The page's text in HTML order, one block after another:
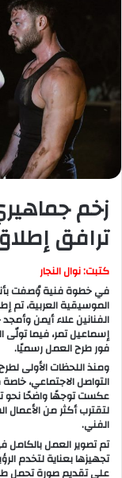
زخم
ترافق
كتبت: نوال النجار
في خطوة فنية وُصفت
الموسيقية العربية، تم
الفنانين علاء أيمن
إسماعيل تمر، فيما تولّى
فور طرح العمل رسميًا.
ومنذ اللحظات الأولى
التواصل الاجتماعي،
عكست توجهًا واضحًا نحو
لتقترب أكثر من الأعمال
الفني.
تم تصوير العمل
تجهيزها بعناية لتخدم
على تقديم صورة تحمل